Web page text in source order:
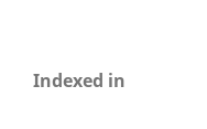
Indexed in